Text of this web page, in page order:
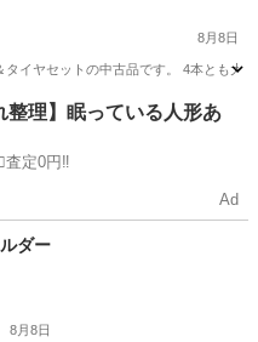
8月8日
イヤセットの中古品です。 4本とも
タイヤ
整理】眠っている人形あ
査定0円‼️
Ad
ダー
8月8日